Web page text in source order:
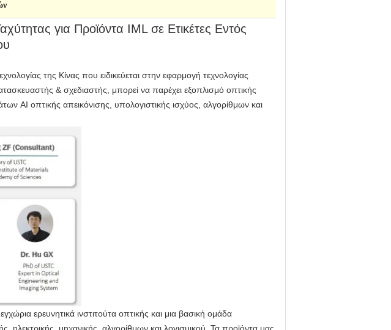
για Προϊόντα IML σε Ετικέτες Εντός
της Κίνας που ειδικεύεται στην εφαρμογή τεχνολογίας
& σχεδιαστής, μπορεί να παρέχει εξοπλισμό οπτικής
AI οπτικής απεικόνισης, υπολογιστικής ισχύος, αλγορίθμων και
ερευνητικά ινστιτούτα οπτικής και μια βασική ομάδα